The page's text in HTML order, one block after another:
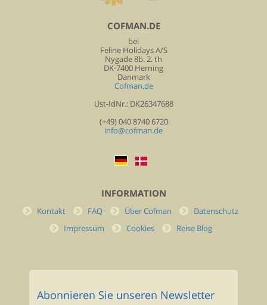
COFMAN.DE
bei
Feline Holidays A/S
Nygade 8b. 2. th
DK-7400 Herning
Danmark
Cofman.de
Ust-IdNr.: DK26347688
(+49) 040 8740 6720
info@cofman.de
INFORMATION
Kontakt FAQ Über Cofman
Datenschutz
Impressum
Cookies Reise Blog
Abonnieren Sie unseren Newsletter